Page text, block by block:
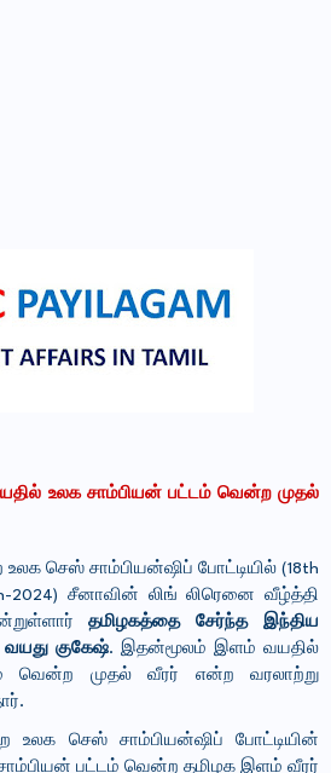
உலக சாம்​பியன் பட்டம் வென்ற முதல்
உலக செஸ் சாம்​பியன்​ஷிப் போட்​டி​யில் (18th
2024) சீனா​வின் லிங் லிரெனை வீழ்த்தி
தமிழகத்தை சேர்ந்த இந்திய
குகேஷ். இதன்​மூலம் இளம் வயதில்
வென்ற முதல் வீரர் என்ற வரலாற்று
உலக செஸ் சாம்​பியன்​ஷிப் போட்​டி​யின்
சாம்​பியன் பட்டம் வென்ற தமிழக இளம் வீரர்